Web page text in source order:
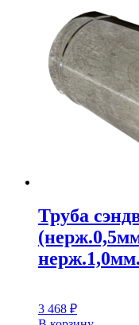
Труба
3 468 ₽